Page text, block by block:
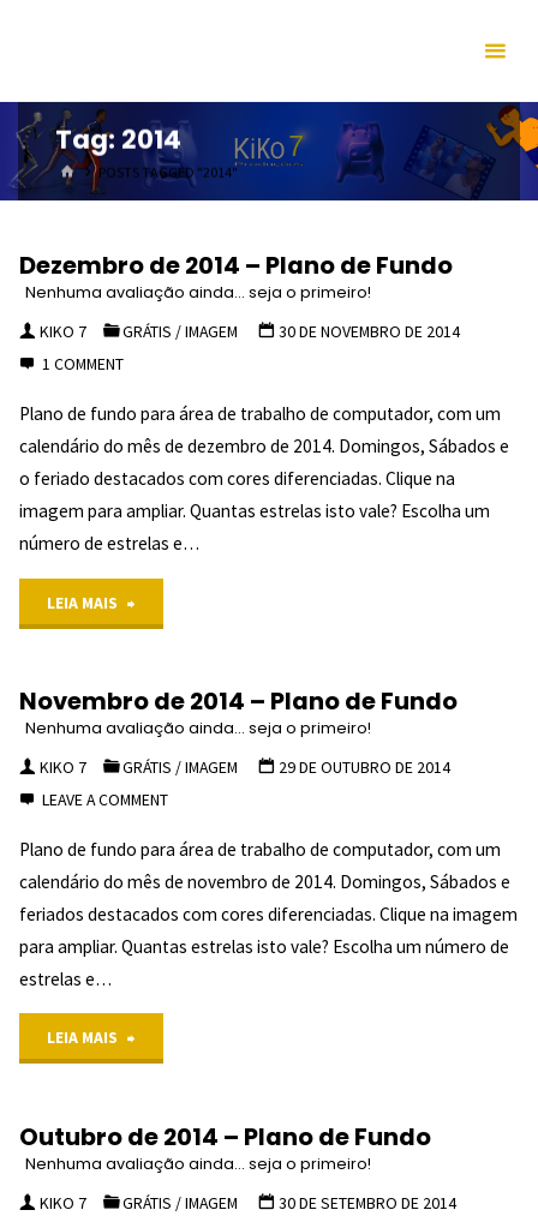
Tag: 2014
HOMEPOSTS TAGGED "2014"
Dezembro de 2014 – Plano de Fundo
Nenhuma avaliação ainda... seja o primeiro!
KIKO 7 GRÁTIS /IMAGEM
30 DE NOVEMBRO DE 2014
1 COMMENT
Plano de fundo para área de trabalho de computador, com um
calendário do mês de dezembro de 2014. Domingos, Sábados e
o feriado destacados com cores diferenciadas. Clique na
imagem para ampliar. Quantas estrelas isto vale? Escolha um
número de estrelas e…
LEIA MAIS
2014
Plano
de
Fundo
NENHUMA
PRIMEIRO!
Novembro de 2014 – Plano de Fundo
Nenhuma avaliação ainda... seja o primeiro!
KIKO 7 GRÁTIS /IMAGEM
29 DE OUTUBRO DE 2014
LEAVE A COMMENT
Plano de fundo para área de trabalho de computador, com um
calendário do mês de novembro de 2014. Domingos, Sábados e
feriados destacados com cores diferenciadas. Clique na imagem
para ampliar. Quantas estrelas isto vale? Escolha um número de
estrelas e…
LEIA MAIS
2014
Outubro de 2014 – Plano de Fundo
Nenhuma avaliação ainda... seja o primeiro!
KIKO 7 GRÁTIS /IMAGEM
30 DE SETEMBRO DE 2014